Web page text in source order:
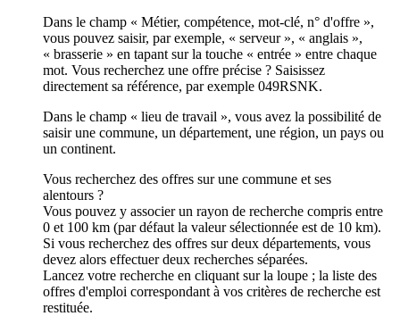
Dans le champ « Métier, compétence, mot-clé, n° d'offre »,
vous pouvez saisir, par exemple, « serveur », « anglais »,
« brasserie » en tapant sur la touche « entrée » entre chaque
mot. Vous recherchez une offre précise ? Saisissez
directement sa référence, par exemple 049RSNK.
Dans le champ « lieu de travail », vous avez la possibilité de
saisir une commune, un département, une région, un pays ou
un continent.
Vous recherchez des offres sur une commune et ses
alentours ?
Vous pouvez y associer un rayon de recherche compris entre
0 et 100 km (par défaut la valeur sélectionnée est de 10 km).
Si vous recherchez des offres sur deux départements, vous
devez alors effectuer deux recherches séparées.
Lancez votre recherche en cliquant sur la loupe ; la liste des
offres d'emploi correspondant à vos critères de recherche est
restituée.